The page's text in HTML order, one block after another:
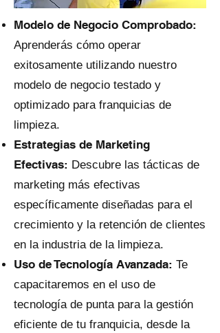
Modelo de Negocio Comprobado:
Aprenderás cómo operar
exitosamente utilizando nuestro
modelo de negocio testado y
optimizado para franquicias de
limpieza.
Estrategias de Marketing
Efectivas: Descubre las tácticas de
marketing más efectivas
específicamente diseñadas para el
crecimiento y la retención de clientes
en la industria de la limpieza.
Uso de Tecnología Avanzada: Te
capacitaremos en el uso de
tecnología de punta para la gestión
eficiente de tu franquicia, desde la